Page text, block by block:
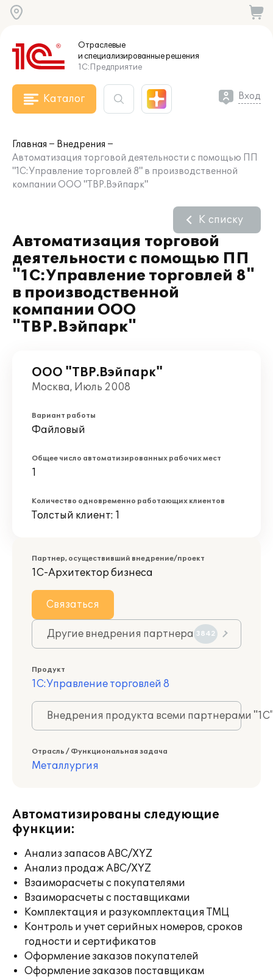
Отраслевые
и специализированныерешения
1С:Предприятие
Каталог Вход
Главная
Внедрения
Автоматизация торговой деятельности с помощью ПП
"1С:Управление торговлей 8" в производственной
компании ООО "ТВР.Вэйпарк"
Автоматизация торговой
деятельности с помощью ПП
"1С:Управление торговлей 8"
в производственной
компании ООО
"ТВР.Вэйпарк"
К списку
ООО "ТВР.Вэйпарк"
Москва, Июль 2008
Вариант работы
Файловый
Общее число автоматизированных рабочих мест
1
Количество одновременно работающих клиентов
Толстый клиент: 1
Партнер, осуществивший внедрение/проект
1С-Архитектор бизнеса
Связаться
Другие внедрения партнера 3842
Продукт
1С:Управление торговлей 8
Внедрения продукта всеми партнерами
Отрасль / Функциональная задача
Металлургия
Автоматизированы следующие
функции:
Анализ запасов ABC/XYZ
Анализ продаж ABC/XYZ
Взаиморасчеты с покупателями
Взаиморасчеты с поставщиками
Комплектация и разукомплектация ТМЦ
Контроль и учет серийных номеров, сроков
годности и сертификатов
Оформление заказов покупателей
Оформление заказов поставщикам